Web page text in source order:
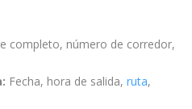
completo, número de corredor,
Fecha, hora de salida, ruta,